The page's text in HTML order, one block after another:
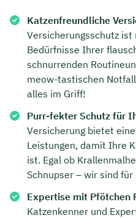
Katzenfreundliche
Versicherungsschutz
Bedürfnisse Ihrer
schnurrenden
meow-tastischen
alles im Griff!
Purr-fekter Schutz für
Versicherung bietet
Leistungen, damit Ihre
ist. Egal ob
Schnupser – wir sind
Expertise mit Pfötchen
Katzenkenner und